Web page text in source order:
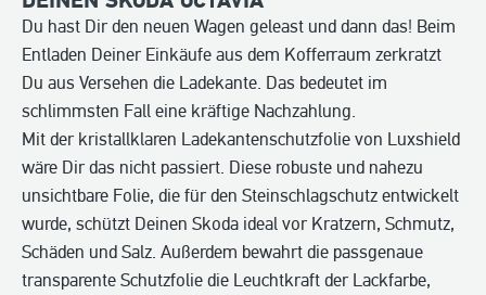
Du hast Dir den neuen Wagen geleast und dann das! Beim
Entladen Deiner Einkäufe aus dem Kofferraum zerkratzt
Du aus Versehen die Ladekante. Das bedeutet im
schlimmsten Fall eine kräftige Nachzahlung.
Mit der kristallklaren Ladekantenschutzfolie von Luxshield
wäre Dir das nicht passiert. Diese robuste und nahezu
unsichtbare Folie, die für den Steinschlagschutz entwickelt
wurde, schützt Deinen Skoda ideal vor Kratzern, Schmutz,
Schäden und Salz. Außerdem bewahrt die passgenaue
transparente Schutzfolie die Leuchtkraft der Lackfarbe,